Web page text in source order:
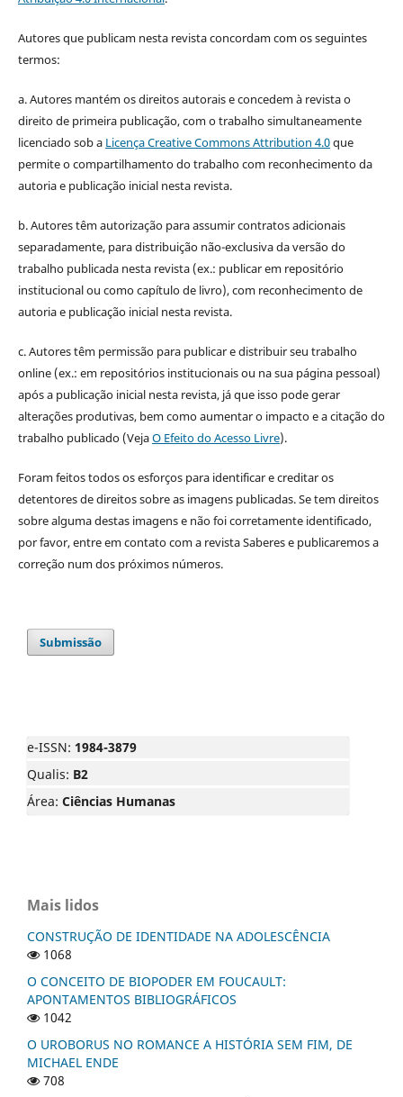
Autores que publicam nesta revista concordam com os seguintes
termos:
a. Autores mantém os direitos autorais e concedem à revista o
direito de primeira publicação, com o trabalho simultaneamente
licenciado sob a Licença Creative Commons Attribution 4.0que
permite o compartilhamento do trabalho com reconhecimento da
autoria e publicação inicial nesta revista.
b. Autores têm autorização para assumir contratos adicionais
separadamente, para distribuição não-exclusiva da versão do
trabalho publicada nesta revista (ex.: publicar em repositório
institucional ou como capítulo de livro), com reconhecimento de
autoria e publicação inicial nesta revista.
c. Autores têm permissão para publicar e distribuir seu trabalho
online (ex.: em repositórios institucionais ou na sua página pessoal)
após a publicação inicial nesta revista, já que isso pode gerar
alterações produtivas, bem como aumentar o impacto e a citação do
trabalho publicado (VejaO Efeito do Acesso Livre).
Foram feitos todos os esforços para identificar e creditar os
detentores de direitos sobre as imagens publicadas. Se tem direitos
sobre alguma destas imagens e não foi corretamente identificado,
por favor, entre em contato com a revista Saberes e publicaremos a
correção num dos próximos números.
Submissão
e-ISSN: 1984-3879
Qualis: B2
Área: Ciências Humanas
Mais lidos
CONSTRUÇÃO DE IDENTIDADE NA ADOLESCÊNCIA
1068
O CONCEITO DE BIOPODER EM FOUCAULT:
APONTAMENTOS BIBLIOGRÁFICOS
1042
O UROBORUS NO ROMANCE A HISTÓRIA SEM FIM, DE
MICHAEL ENDE
708